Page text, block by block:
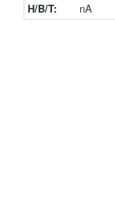
H/B/T:
nA